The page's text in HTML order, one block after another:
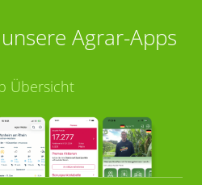
Agrar-Apps
Übersicht